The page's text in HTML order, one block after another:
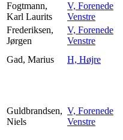
Fogtmann,
Karl Laurits
V, Forenede
Venstre
Frederiksen,
Jørgen
V, Forenede
Venstre
Gad, Marius
H, Højre
Guldbrandsen,
Niels
V, Forenede
Venstre